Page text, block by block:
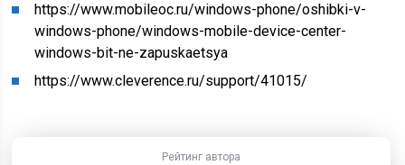
https://www.mobileoc.ru/windows-phone/oshibki-v-
windows-phone/windows-mobile-device-center-
windows-bit-ne-zapuskaetsya
https://www.cleverence.ru/support/41015/
Рейтинг автора